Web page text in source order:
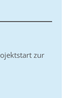
zur